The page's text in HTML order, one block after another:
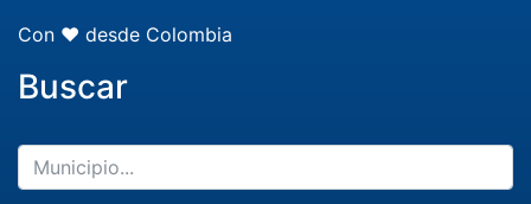
Con ❤️ desde Colombia
Buscar